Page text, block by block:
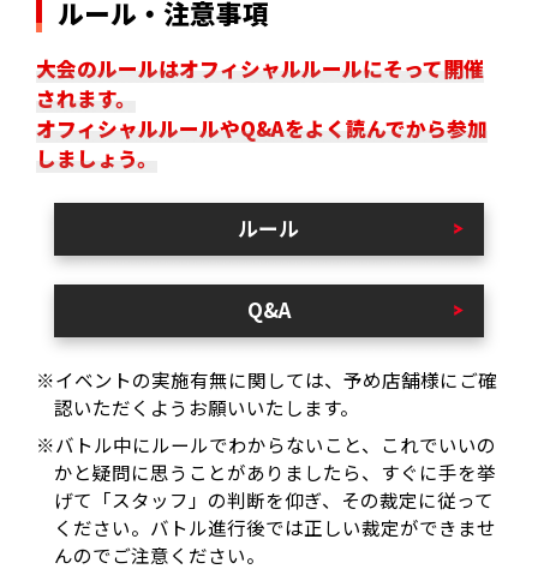
ルール・注意事項
大会のルールはオフィシャルルールにそって開催
されます。
オフィシャルルールやQ&Aをよく読んでから参加
しましょう。
ルール
Q&A
※イベントの実施有無に関しては、予め店舗様にご確
認いただくようお願いいたします。
※バトル中にルールでわからないこと、これでいいの
かと疑問に思うことがありましたら、すぐに手を挙
げて「スタッフ」の判断を仰ぎ、その裁定に従って
ください。バトル進行後では正しい裁定ができませ
んのでご注意ください。